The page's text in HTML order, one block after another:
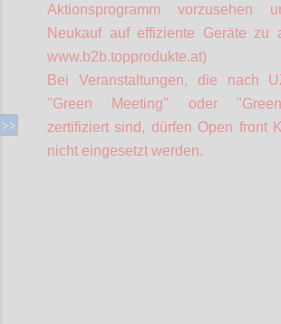
Aktionsprogramm vorzusehen
Neukauf auf effiziente Geräte zu
www.b2b.topprodukte.at)
Bei Veranstaltungen, die nach
"Green Meeting" oder
zertifiziert sind, dürfen Open front
nicht eingesetzt werden.